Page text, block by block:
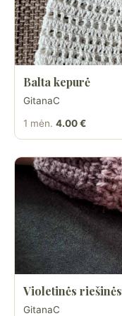
Balta kepurė
GitanaC
1 mėn. 4.00 €
Violetinės riešinės
GitanaC